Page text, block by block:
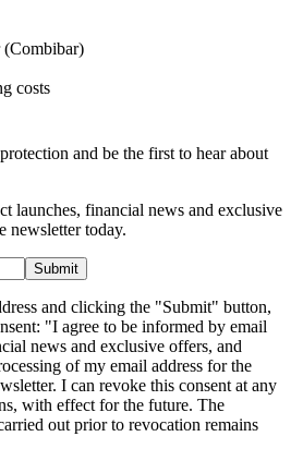
costs
and be the first to hear about
launches, financial news and exclusive
newsletter today.
Submit
and clicking the "Submit" button,
"I agree to be informed by email
news and exclusive offers, and
of my email address for the
I can revoke this consent at any
with effect for the future. The
out prior to revocation remains